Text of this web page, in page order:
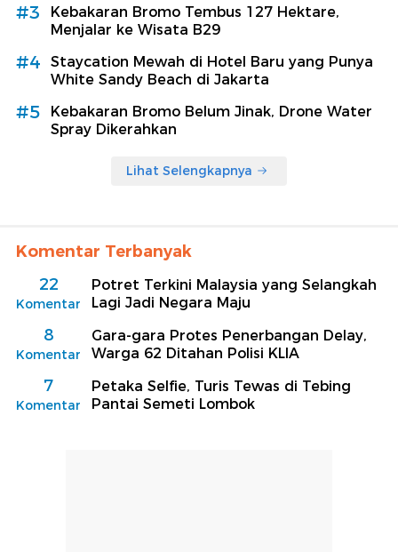
#3
Kebakaran Bromo Tembus 127 Hektare,
Menjalar ke Wisata B29
#4
Staycation Mewah di Hotel Baru yang Punya
White Sandy Beach di Jakarta
#5
Kebakaran Bromo Belum Jinak, Drone Water
Spray Dikerahkan
Lihat Selengkapnya
Komentar Terbanyak
22
Komentar
Potret Terkini Malaysia yang Selangkah
Lagi Jadi Negara Maju
8
Komentar
Gara-gara Protes Penerbangan Delay,
Warga 62 Ditahan Polisi KLIA
7
Komentar
Petaka Selfie, Turis Tewas di Tebing
Pantai Semeti Lombok